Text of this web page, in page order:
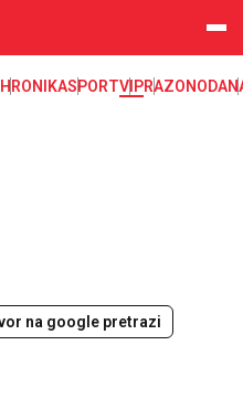
HRONIKASPORTVIPRAZONODA
na google pretrazi